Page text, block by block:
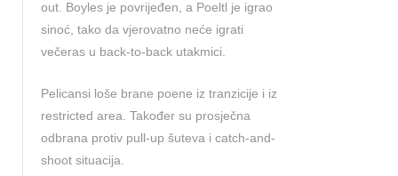
out. Boyles je povrijeđen, a Poeltl je igrao
sinoć, tako da vjerovatno neće igrati
večeras u back-to-back utakmici.
Pelicansi loše brane poene iz tranzicije i iz
restricted area. Također su prosječna
odbrana protiv pull-up šuteva i catch-and-
shoot situacija.